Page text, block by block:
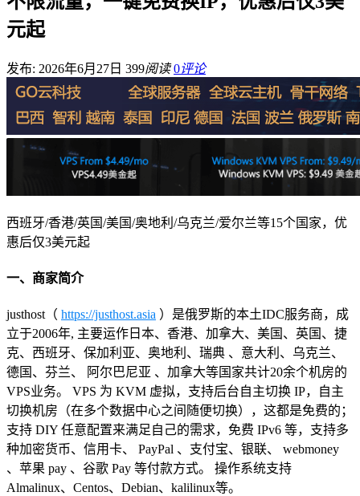
元起
发布: 2026年6月27日 399阅读 0评论
西班牙/香港/英国/美国/奥地利/乌克兰/爱尔兰等15个国家，优
惠后仅3美元起
一、商家简介
justhost（ https://justhost.asia ）是俄罗斯的本土IDC服务商，成
立于2006年, 主要运作日本、香港、加拿大、美国、英国、捷
克、西班牙、保加利亚、奥地利、瑞典 、意大利、乌克兰、
德国、芬兰、 阿尔巴尼亚 、加拿大等国家共计20余个机房的
VPS业务。 VPS 为 KVM 虚拟，支持后台自主切换 IP，自主
切换机房（在多个数据中心之间随便切换），这都是免费的；
支持 DIY 任意配置来满足自己的需求，免费 IPv6 等，支持多
种加密货币、信用卡、 PayPal 、支付宝、银联、 webmoney
、苹果 pay 、谷歌 Pay 等付款方式。 操作系统支持
Almalinux、Centos、Debian、kalilinux等。